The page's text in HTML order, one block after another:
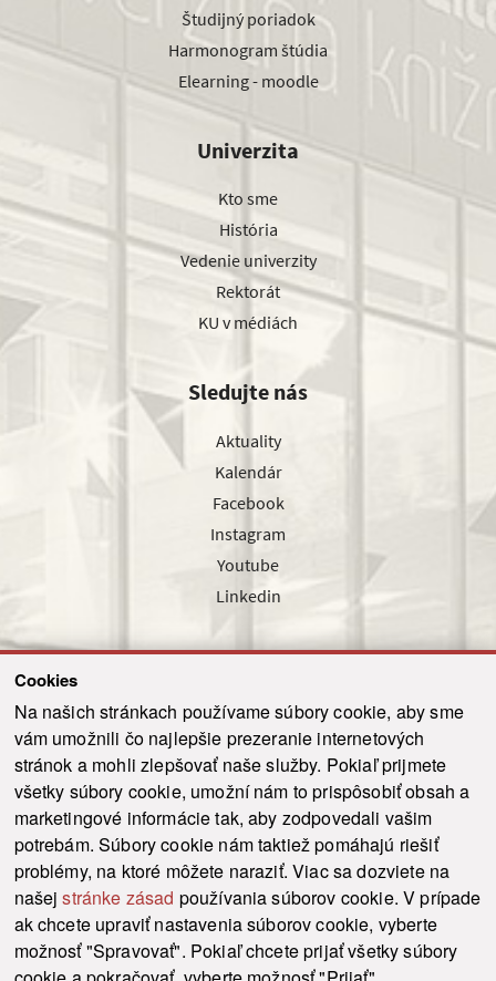
Cookies
Na našich stránkach používame súbory cookie, aby sme
vám umožnili čo najlepšie prezeranie internetových
stránok a mohli zlepšovať naše služby. Pokiaľ prijmete
všetky súbory cookie, umožní nám to prispôsobiť obsah a
marketingové informácie tak, aby zodpovedali vašim
potrebám. Súbory cookie nám taktiež pomáhajú riešiť
problémy, na ktoré môžete naraziť. Viac sa dozviete na
našejstránke zásad používania súborov cookie. V prípade
ak chcete upraviť nastavenia súborov cookie, vyberte
možnosť "Spravovať". Pokiaľ chcete prijať všetky súbory
Študijný poriadok
Harmonogram štúdia
Elearning - moodle
Univerzita
Kto sme
História
Vedenie univerzity
Rektorát
KU v médiách
Sledujte nás
Aktuality
Kalendár
Facebook
Instagram
Youtube
Linkedin
Odoslať
© 2021-2026 ku.sk. Všetky práva vyhradené. | Ochrana osobných údajov
Vyhlásenie o prístupnosti |
Admin
This site is protected by reCAPTCHA and the Google Privacy Policy and Terms of
Service
apply.